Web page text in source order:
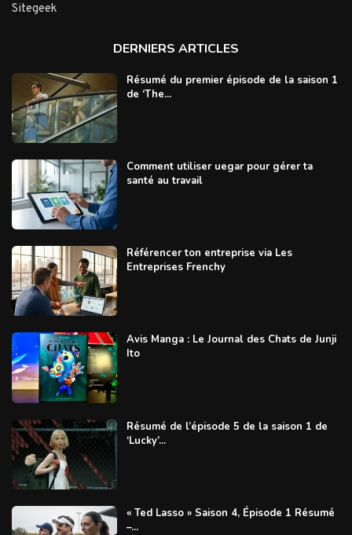
Sitegeek
DERNIERS ARTICLES
Résumé du premier épisode de la saison 1
de ‘The...
Comment utiliser uegar pour gérer ta
santé au travail
Référencer ton entreprise via Les
Entreprises Frenchy
Avis Manga : Le Journal des Chats de Junji
Ito
Résumé de l’épisode 5 de la saison 1 de
‘Lucky’...
« Ted Lasso » Saison 4, Épisode 1 Résumé
–...